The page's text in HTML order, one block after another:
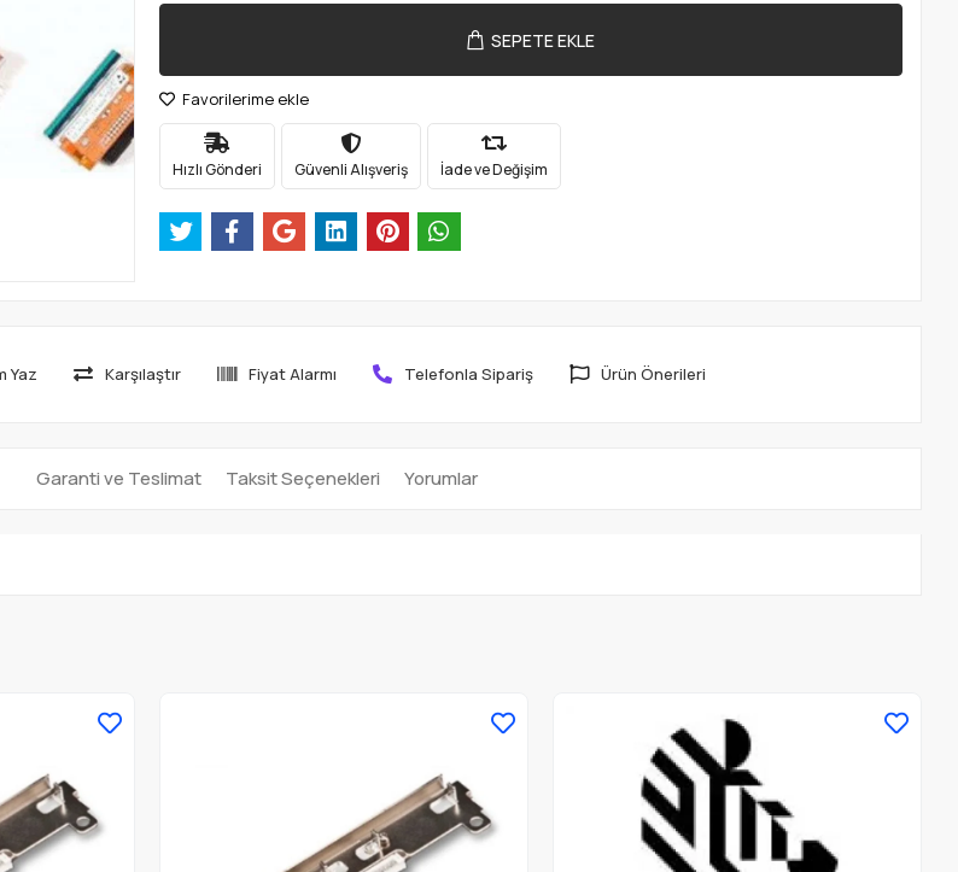
SEPETE EKLE
Favorilerime ekle
Hızlı Gönderi Güvenli Alışveriş İade ve Değişim
Yaz Karşılaştır Fiyat Alarmı Telefonla Sipariş Ürün Önerileri
Garanti ve Teslimat Taksit Seçenekleri Yorumlar